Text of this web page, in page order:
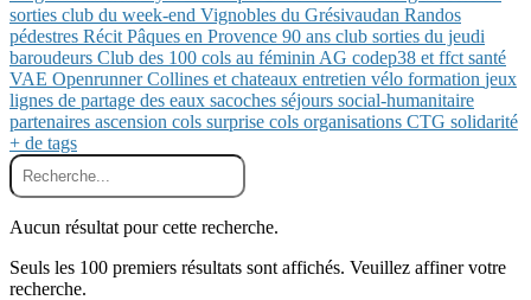
sorties club du week-end Vignobles du Grésivaudan Randos
pédestres Récit Pâques en Provence 90 ans club sorties du jeudi
baroudeurs Club des 100 cols au féminin AG codep38 et ffct santé
VAE OpenrunnerCollines et chateaux entretien vélo formation jeux
lignes de partage des eaux sacoches séjours social-humanitaire
partenaires ascension cols surprise cols organisations CTG solidarité
+ de tags
Aucun résultat pour cette recherche.
Seuls les 100 premiers résultats sont affichés. Veuillez affiner votre
recherche.